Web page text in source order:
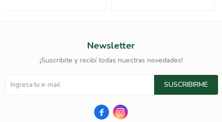
Newsletter
¡Suscribite y recibí todas nuestras novedades!
SUSCRIBIRME
 